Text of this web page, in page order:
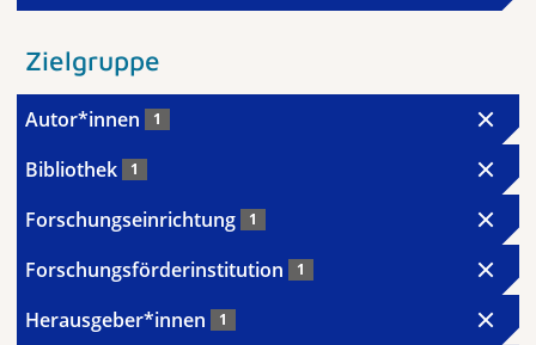
Zielgruppe
Autor*innen 1
Bibliothek 1
Forschungseinrichtung 1
Forschungsförderinstitution 1
Herausgeber*innen 1